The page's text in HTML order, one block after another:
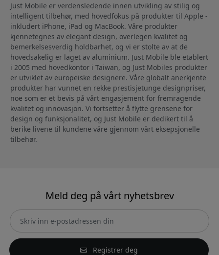
Just Mobile er verdensledende innen utvikling av stilig og
intelligent tilbehør, med hovedfokus på produkter til Apple -
inkludert iPhone, iPad og MacBook. Våre produkter
kjennetegnes av elegant design, overlegen kvalitet og
bemerkelsesverdig holdbarhet, og vi er stolte av at de
hovedsakelig er laget av aluminium. Just Mobile ble etablert
i 2005 med hovedkontor i Taiwan, og Just Mobiles produkter
er utviklet av europeiske designere. Våre globalt anerkjente
produkter har vunnet en rekke prestisjetunge designpriser,
noe som er et bevis på vårt engasjement for fremragende
kvalitet og innovasjon. Vi fortsetter å flytte grensene for
design og funksjonalitet, og Just Mobile er dedikert til å
berike livene til kundene våre gjennom vårt eksepsjonelle
tilbehør.
Meld deg på vårt nyhetsbrev
Registrer deg